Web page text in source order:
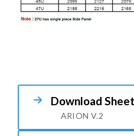
Download Sheet
ARION V.2